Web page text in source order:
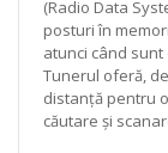
(Radio Data
posturi în
atunci când
Tunerul oferă,
distanță pentru
căutare și